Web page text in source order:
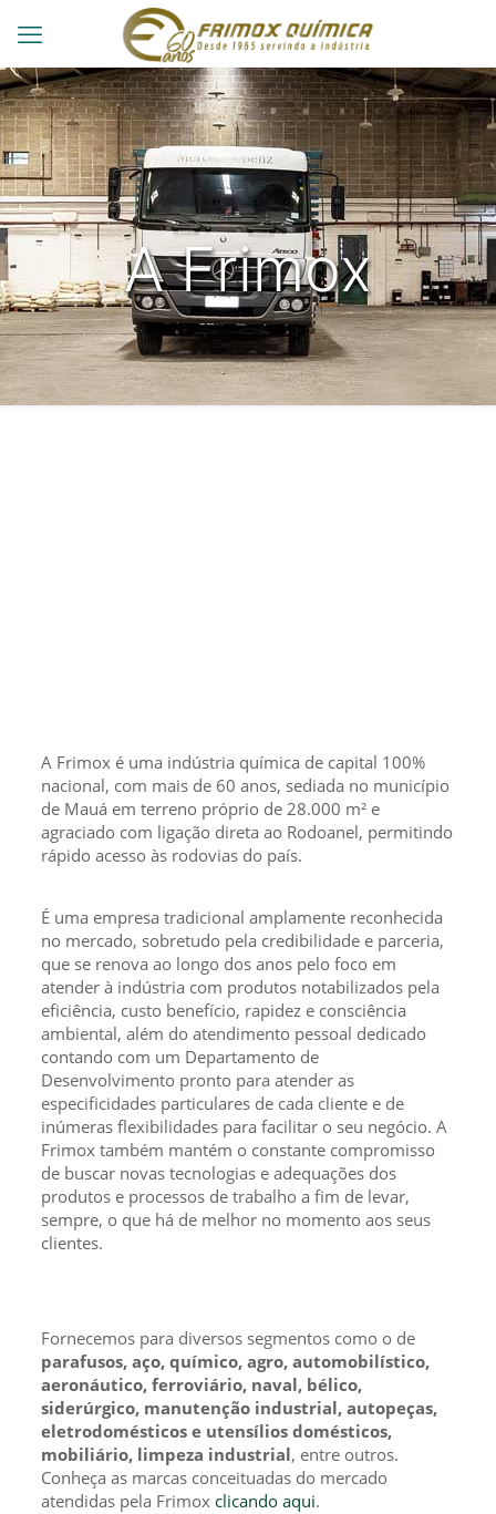
A Frimox
A Frimox é uma indústria química de capital 100%
nacional, com mais de 60 anos, sediada no município
de Mauá em terreno próprio de 28.000 m² e
agraciado com ligação direta ao Rodoanel, permitindo
rápido acesso às rodovias do país.
É uma empresa tradicional amplamente reconhecida
no mercado, sobretudo pela credibilidade e parceria,
que se renova ao longo dos anos pelo foco em
atender à indústria com produtos notabilizados pela
eficiência, custo benefício, rapidez e consciência
ambiental, além do atendimento pessoal dedicado
contando com um Departamento de
Desenvolvimento pronto para atender as
especificidades particulares de cada cliente e de
inúmeras flexibilidades para facilitar o seu negócio. A
Frimox também mantém o constante compromisso
de buscar novas tecnologias e adequações dos
produtos e processos de trabalho a fim de levar,
sempre, o que há de melhor no momento aos seus
clientes.
Fornecemos para diversos segmentos como o de
parafusos, aço, químico, agro, automobilístico,
aeronáutico, ferroviário, naval, bélico,
siderúrgico, manutenção industrial, autopeças,
eletrodomésticos e utensílios domésticos,
mobiliário, limpeza industrial, entre outros.
Conheça as marcas conceituadas do mercado
atendidas pela Frimox clicando aqui.